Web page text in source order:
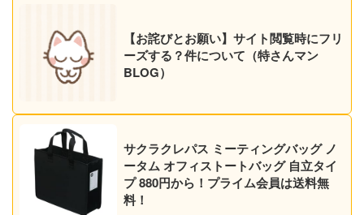
【お詫びとお願い】サイト閲覧時にフリ
ーズする？件について（特さんマン
BLOG）
サクラクレパス ミーティングバッグ ノ
ータム オフィストートバッグ 自立タイ
プ 880円から！プライム会員は送料無
料！